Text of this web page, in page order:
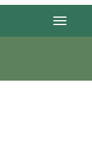
Toggle